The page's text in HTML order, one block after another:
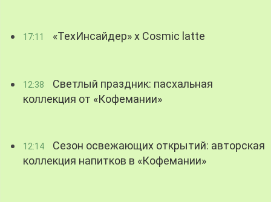
17:11 «ТехИнсайдер» х Cosmic latte
12:38
Светлый праздник: пасхальная
коллекция от «Кофемании»
12:14
Сезон освежающих открытий: авторская
коллекция напитков в «Кофемании»